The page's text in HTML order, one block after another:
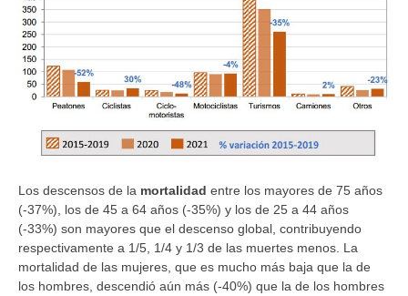
Los descensos de la mortalidad entre los mayores de 75 años
(-37%), los de 45 a 64 años (-35%) y los de 25 a 44 años
(-33%) son mayores que el descenso global, contribuyendo
respectivamente a 1/5, 1/4 y 1/3 de las muertes menos. La
mortalidad de las mujeres, que es mucho más baja que la de
los hombres, descendió aún más (-40%) que la de los hombres